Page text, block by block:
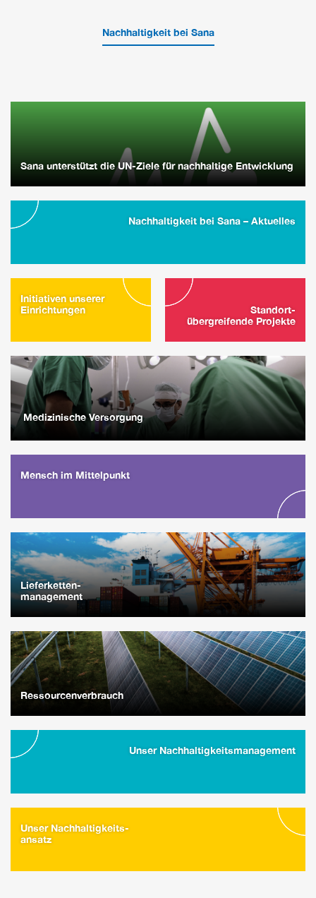
Nachhaltigkeit bei Sana
Sana unterstützt die UN-Ziele für nachhaltige Entwicklung
Nachhaltigkeit bei Sana – Aktuelles
Initiativen unserer
Einrichtungen
Standort-
übergreifende Projekte
Medizinische Versorgung
Mensch im Mittelpunkt
Lieferketten-
management
Ressourcenverbrauch
Unser Nachhaltigkeitsmanagement
Unser Nachhaltigkeits-
ansatz